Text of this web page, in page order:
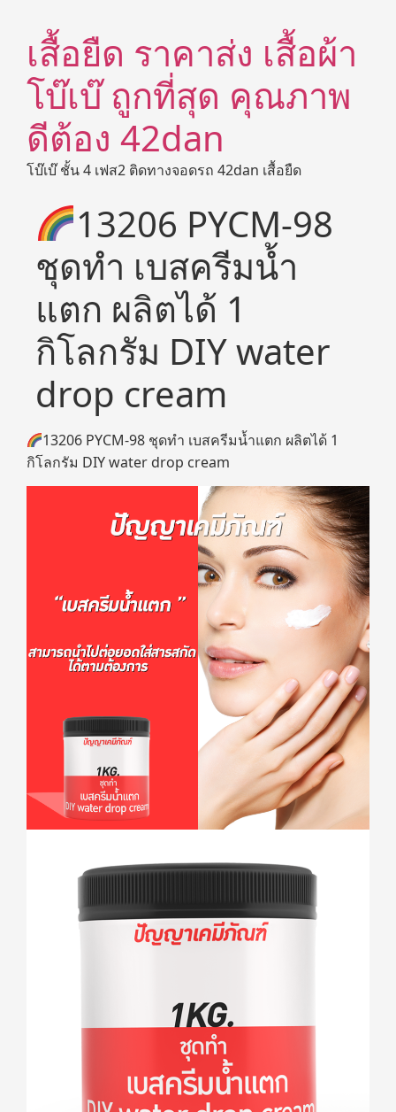
เสื้อยืด ราคาส่ง เสื้อผ้า
โบ๊เบ๊ ถูกที่สุด คุณภาพ
ดีต้อง 42dan
โบ๊เบ๊ ชั้น 4 เฟส2 ติดทางจอดรถ 42dan เสื้อยืด
13206 PYCM-98
ชุดทำ เบสครีมน้ำ
แตก ผลิตได้ 1
กิโลกรัม DIY water
drop cream
13206 PYCM-98 ชุดทำ เบสครีมน้ำแตก ผลิตได้ 1
กิโลกรัม DIY water drop cream